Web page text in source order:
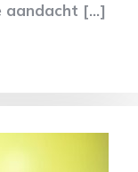
aandacht […]